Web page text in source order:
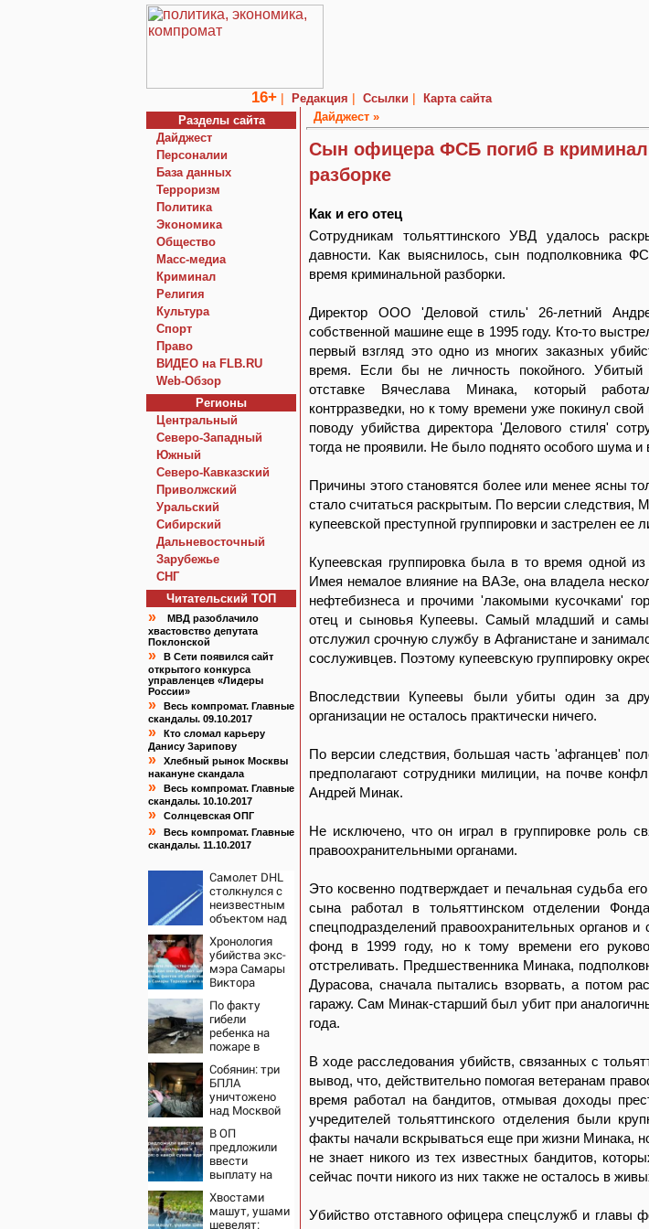
16+ | Редакция | Ссылки |
Карта сайта
Разделы сайта
Дайджест
Персоналии
База данных
Терроризм
Политика
Экономика
Общество
Macc-медиа
Криминал
Религия
Культура
Спорт
Право
ВИДЕО на FLB.RU
Web-Обзор
Регионы
Центральный
Северо-Западный
Южный
Северо-Кавказский
Приволжский
Уральский
Сибирский
Дальневосточный
Зарубежье
СНГ
Читательский TOП
»
МВД разоблачило
хвастовство депутата
Поклонской
»
В Сети появился сайт
открытого конкурса
управленцев «Лидеры
России»
»
Весь компромат. Главные
скандалы. 09.10.2017
»
Кто сломал карьеру
Данису Зарипову
»
Хлебный рынок Москвы
накануне скандала
»
Весь компромат. Главные
скандалы. 10.10.2017
» Солнцевская ОПГ
»
Весь компромат. Главные
скандалы. 11.10.2017
Самолет DHL
столкнулся с
неизвестным
объектом над
Новости на
Вести.ru
Хронология
убийства экс-
мэра Самары
Виктора
жены: шесть
шокирующих
фактов, новые
подробности
По факту
гибели
ребенка на
пожаре в
возбуждено
уголовное
дело
Собянин: три
БПЛА
уничтожено
над Москвой
В ОП
предложили
ввести
выплату на
школьника к 1
сентября: о
Хвостами
машут, ушами
шевелят:
Дайджест »
Сын офицера ФСБ погиб в
разборке
Как и его отец
Сотрудникам тольяттинского УВД удалось
давности. Как выяснилось, сын подполковника
время криминальной разборки.
Директор ООО 'Деловой стиль' 26-летний
собственной машине еще в 1995 году. Кто-то
первый взгляд это одно из многих заказных
время. Если бы не личность покойного.
отставке Вячеслава Минака, который
контрразведки, но к тому времени уже покинул
поводу убийства директора 'Делового стиля'
тогда не проявили. Не было поднято особого шума и
Причины этого становятся более или менее ясны
стало считаться раскрытым. По версии
купеевской преступной группировки и застрелен
Купеевская группировка была в то время одной
Имея немалое влияние на ВАЗе, она владела
нефтебизнеса и прочими 'лакомыми кусочками'
отец и сыновья Купеевы. Самый младший и
отслужил срочную службу в Афганистане и
сослуживцев. Поэтому купеевскую группировку
Впоследствии Купеевы были убиты один за
организации не осталось практически ничего.
По версии следствия, большая часть 'афганцев'
предполагают сотрудники милиции, на почве
Андрей Минак.
Не исключено, что он играл в группировке роль
правоохранительными органами.
Это косвенно подтверждает и печальная судьба
сына работал в тольяттинском отделении
спецподразделений правоохранительных органов
фонд в 1999 году, но к тому времени его
отстреливать. Предшественника Минака,
Дурасова, сначала пытались взорвать, а потом
гаражу. Сам Минак-старший был убит при
года.
В ходе расследования убийств, связанных с
вывод, что, действительно помогая ветеранам
время работал на бандитов, отмывая доходы
учредителей тольяттинского отделения были
факты начали вскрываться еще при жизни Минака,
не знает никого из тех известных бандитов,
сейчас почти никого из них также не осталось в
Убийство отставного офицера спецслужб и главы